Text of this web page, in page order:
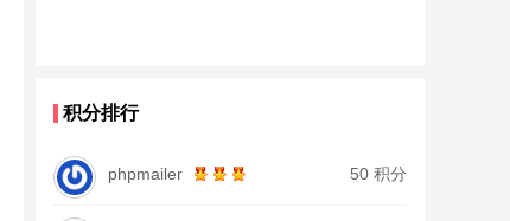
积分排行
phpmailer 50 积分